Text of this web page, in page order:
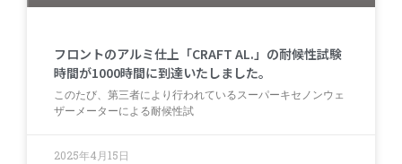
フロントのアルミ仕上「CRAFT AL.」の耐候性試験
時間が1000時間に到達いたしました。
このたび、第三者により行われているスーパーキセノンウェ
ザーメーターによる耐候性試
2025年4月15日